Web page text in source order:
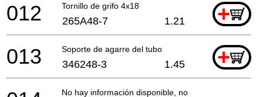
Tornillo de grifo 4x18 +
012 265A48-7 1.21
Soporte de agarre del tubo +
013 346248-3 1.45
No hay información disponible, no se puede pedir